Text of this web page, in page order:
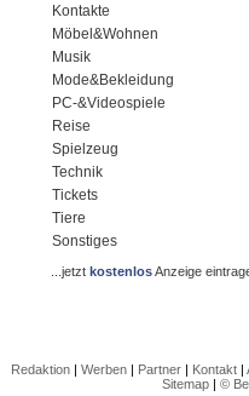
Kontakte
Möbel&Wohnen
Musik
Mode&Bekleidung
PC-&Videospiele
Reise
Spielzeug
Technik
Tickets
Tiere
Sonstiges
...jetztkostenlosAnzeige
Redaktion| Werben| Partner| Kontakt|
Sitemap| ©